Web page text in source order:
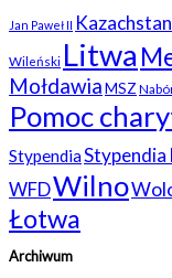
Jan Paweł II Kazachstan
Wileński Litwa
MołdawiaMSZ
Pomoc
StypendiaStypendia
WFDWilno
Łotwa
Archiwum